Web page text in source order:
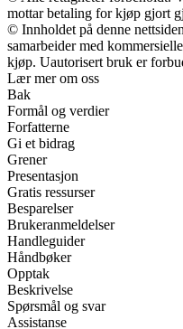
mottar betaling for kjøp gjort
© Innholdet på denne
samarbeider med
kjøp. Uautorisert bruk er
Lær mer om oss
Bak
Formål og verdier
Forfatterne
Gi et bidrag
Grener
Presentasjon
Gratis ressurser
Besparelser
Brukeranmeldelser
Handleguider
Håndbøker
Opptak
Beskrivelse
Spørsmål og svar
Assistanse